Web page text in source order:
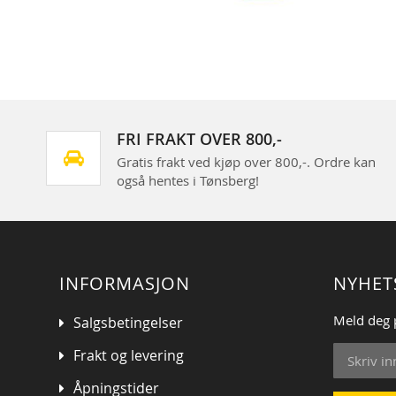
images
gallery
FRI FRAKT OVER 800,-
Gratis frakt ved kjøp over 800,-. Ordre kan
også hentes i Tønsberg!
INFORMASJON
Salgsbetingelser
Frakt og levering
Åpningstider
Meld deg
Sign
Up
for